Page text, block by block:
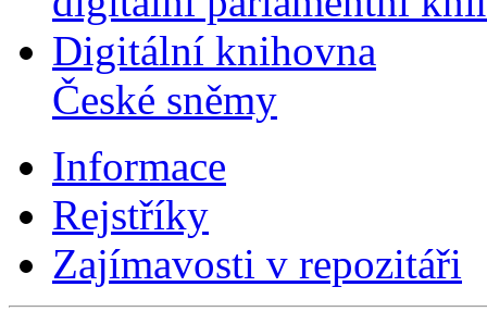
Digitální knihovna
České sněmy
Informace
Rejstříky
Zajímavosti v repozitáři